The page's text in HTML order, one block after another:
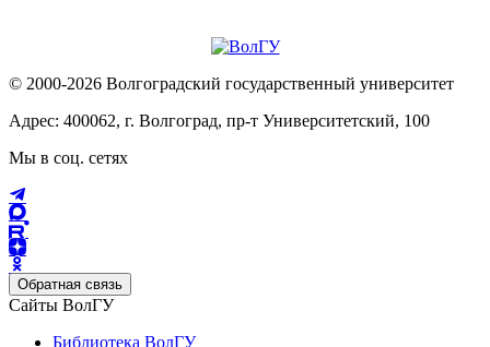
© 2000-2026 Волгоградский государственный университет
Адрес: 400062, г. Волгоград, пр-т Университетский, 100
Мы в соц. сетях
Обратная связь
Сайты ВолГУ
Библиотека ВолГУ